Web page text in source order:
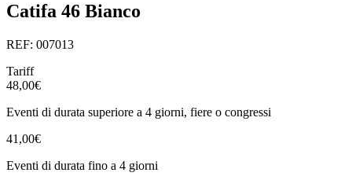
Catifa 46 Bianco
REF: 007013
Tariff
48,00€
Eventi di durata superiore a 4 giorni, fiere o congressi
41,00€
Eventi di durata fino a 4 giorni